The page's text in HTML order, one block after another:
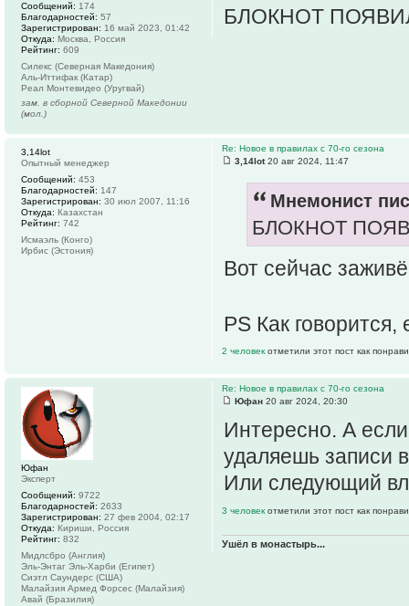
БЛОКНОТ
Сообщений: 174
Благодарностей: 57
Зарегистрирован: 16 май 2023, 01:42
Откуда: Москва, Россия
Рейтинг: 609
Силекс (Северная Македония)
Аль-Иттифак (Катар)
Реал Монтевидео (Уругвай)
зам. в сборной Северной Македонии
(мол.)
Re: Новое в правилах с 70-го сезона
3,14lot20 авг 2024, 11:47
Мнемонист
БЛОКНОТ
Вот сейчас
PS Как
2 человек отметили этот пост как
3,14lot
Опытный менеджер
Сообщений: 453
Благодарностей: 147
Зарегистрирован: 30 июл 2007, 11:16
Откуда: Казахстан
Рейтинг: 742
Исмаэль (Конго)
Ирбис (Эстония)
Re: Новое в правилах с 70-го сезона
Юфан 20 авг 2024, 20:30
Интересно. А
удаляешь записи
Или следующий
3 человек отметили этот пост как
Ушёл в монастырь...
Юфан
Эксперт
Сообщений: 9722
Благодарностей: 2633
Зарегистрирован: 27 фев 2004, 02:17
Откуда: Кириши, Россия
Рейтинг: 832
Мидлсбро (Англия)
Эль-Энтаг Эль-Харби (Египет)
Сиэтл Саундерс (США)
Малайзия Армед Форсес (Малайзия)
Авай (Бразилия)